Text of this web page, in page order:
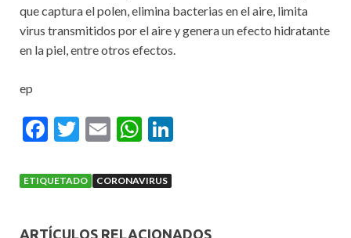
que captura el polen, elimina bacterias en el aire, limita
virus transmitidos por el aire y genera un efecto hidratante
en la piel, entre otros efectos.
ep
F
e
o
T
itt
E
ai
W
at
A n
ETIQUETADO CORONAVIRUS
ARTÍCULOS RELACIONADOS